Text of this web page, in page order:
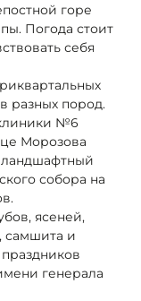
горе
Погода стоит
себя
разных пород.
№6
Морозова
ландшафтный
собора на
ясеней,
самшита и
генерала